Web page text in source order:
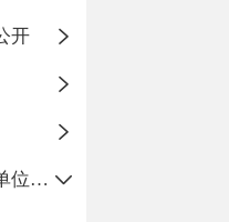
开
公共企事业单位信息公开